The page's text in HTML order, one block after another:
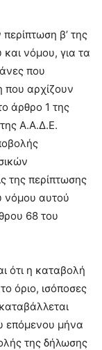
β’ της
νόμου, για τα
που
που αρχίζουν
άρθρο 1 της
Α.Α.Δ.Ε.
της περίπτωσης
νόμου αυτού
68 του
ότι η καταβολή
όριο, ισόποσες
επόμενου μήνα
της δήλωσης